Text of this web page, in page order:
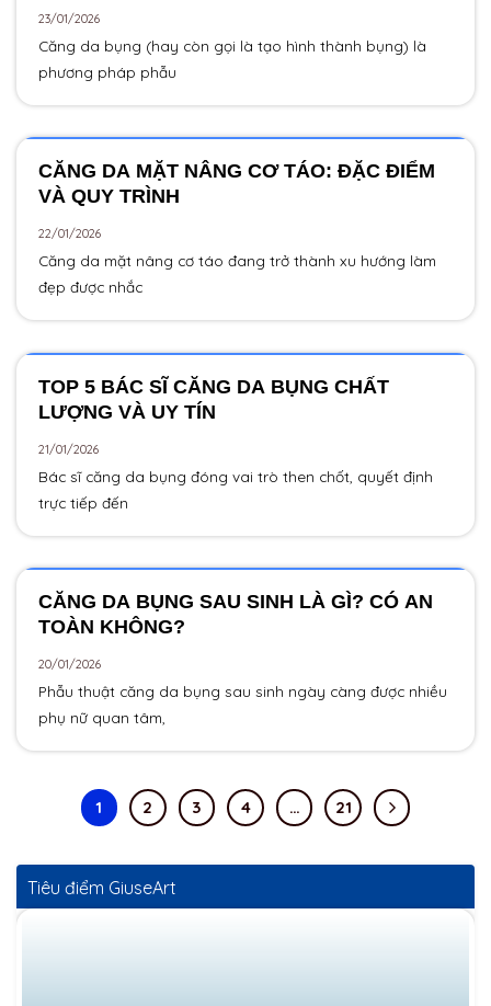
23/01/2026
Căng da bụng (hay còn gọi là tạo hình thành bụng) là
phương pháp phẫu
CĂNG DA MẶT NÂNG CƠ TÁO: ĐẶC ĐIỂM
VÀ QUY TRÌNH
22/01/2026
Căng da mặt nâng cơ táo đang trở thành xu hướng làm
đẹp được nhắc
TOP 5 BÁC SĨ CĂNG DA BỤNG CHẤT
LƯỢNG VÀ UY TÍN
21/01/2026
Bác sĩ căng da bụng đóng vai trò then chốt, quyết định
trực tiếp đến
CĂNG DA BỤNG SAU SINH LÀ GÌ? CÓ AN
TOÀN KHÔNG?
20/01/2026
Phẫu thuật căng da bụng sau sinh ngày càng được nhiều
phụ nữ quan tâm,
1 2 3 4 … 21
Tiêu điểm GiuseArt